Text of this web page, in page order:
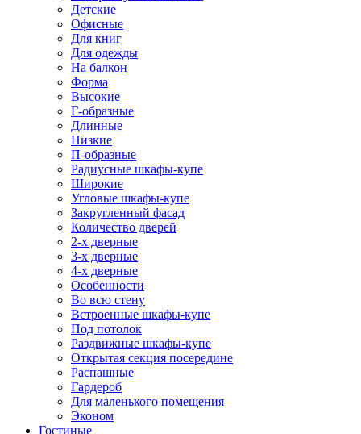
Детские
Офисные
Для книг
Для одежды
На балкон
Форма
Высокие
Г-образные
Длинные
Низкие
П-образные
Радиусные шкафы-купе
Широкие
Угловые шкафы-купе
Закругленный фасад
Количество дверей
2-х дверные
3-х дверные
4-х дверные
Особенности
Во всю стену
Встроенные шкафы-купе
Под потолок
Раздвижные шкафы-купе
Открытая секция посередине
Распашные
Гардероб
Для маленького помещения
Эконом
Гостиные